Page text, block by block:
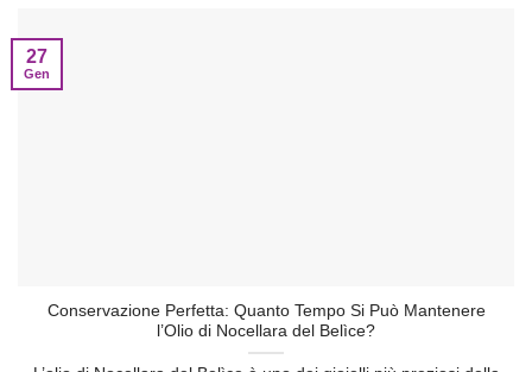
Conservazione Perfetta: Quanto Tempo Si Può Mantenere
l’Olio di Nocellara del Belìce?
27
Gen